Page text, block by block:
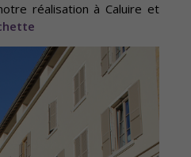
réalisation à Caluire et